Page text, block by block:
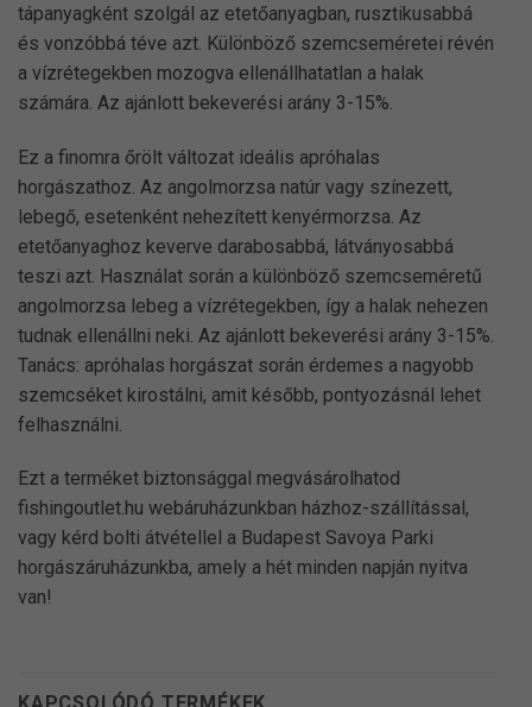
tápanyagként szolgál az etetőanyagban, rusztikusabbá
és vonzóbbá téve azt. Különböző szemcseméretei révén
a vízrétegekben mozogva ellenállhatatlan a halak
számára. Az ajánlott bekeverési arány 3-15%.
Ez a finomra őrölt változat ideális apróhalas
horgászathoz. Az angolmorzsa natúr vagy színezett,
lebegő, esetenként nehezített kenyérmorzsa. Az
etetőanyaghoz keverve darabosabbá, látványosabbá
teszi azt. Használat során a különböző szemcseméretű
angolmorzsa lebeg a vízrétegekben, így a halak nehezen
tudnak ellenállni neki. Az ajánlott bekeverési arány 3-15%.
Tanács: apróhalas horgászat során érdemes a nagyobb
szemcséket kirostálni, amit később, pontyozásnál lehet
felhasználni.
Ezt a terméket biztonsággal megvásárolhatod
fishingoutlet.hu webáruházunkban házhoz-szállítással,
vagy kérd bolti átvétellel a Budapest Savoya Parki
horgászáruházunkba, amely a hét minden napján nyitva
van!